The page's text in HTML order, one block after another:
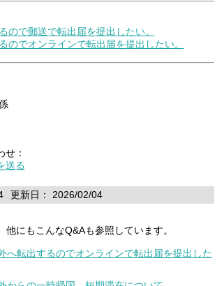
で郵送で転出届を提出したい。
でオンラインで転出届を提出したい。
せ：
送る
更新日： 2026/02/04
他にもこんなQ&Aも参照しています。
へ転出するのでオンラインで転出届を提出した